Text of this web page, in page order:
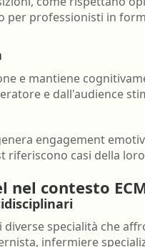
per professionisti in
e mantiene
e dall'audience
engagement
riferiscono casi della
nel contesto
specialità che
infermiere